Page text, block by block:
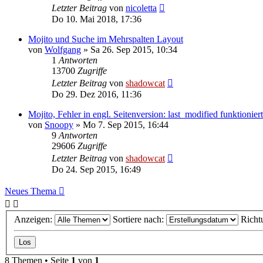
Letzter Beitrag von nicoletta
Do 10. Mai 2018, 17:36
Mojito und Suche im Mehrspalten Layout
von Wolfgang » Sa 26. Sep 2015, 10:34
1 Antworten
13700 Zugriffe
Letzter Beitrag von shadowcat
Do 29. Dez 2016, 11:36
Mojito, Fehler in engl. Seitenversion: last_modified
von Snoopy » Mo 7. Sep 2015, 16:44
9 Antworten
29606 Zugriffe
Letzter Beitrag von shadowcat
Do 24. Sep 2015, 16:49
Neues Thema
Anzeigen: Sortiere nach:
8 Themen • Seite 1 von 1